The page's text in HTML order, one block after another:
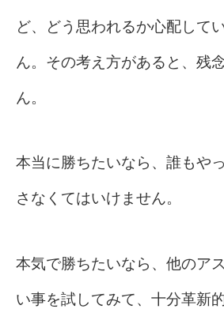
ど、どう思われるか心配して
ん。その考え方があると、残
ん。
本当に勝ちたいなら、誰もや
さなくてはいけません。
本気で勝ちたいなら、他のア
い事を試してみて、十分革新